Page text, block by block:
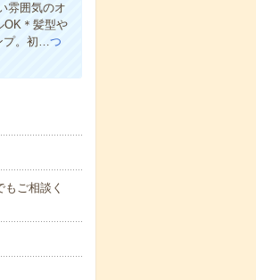
雰囲気のオ
OK＊髪型や
プ。初…つ
ご相談く